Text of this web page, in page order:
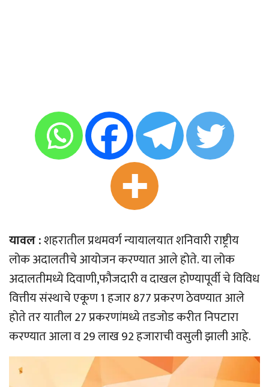
यावल :शहरातील प्रथमवर्ग न्यायालयात शनिवारी राष्ट्रीय
लोक अदालतीचे आयोजन करण्यात आले होते. या लोक
अदालतीमध्ये दिवाणी,फौजदारी व दाखल होण्यापूर्वी चे विविध
वित्तीय संस्थाचे एकूण 1 हजार 877 प्रकरण ठेवण्यात आले
होते तर यातील 27 प्रकरणांमध्ये तडजोड करीत निपटारा
करण्यात आला व 29 लाख 92 हजाराची वसुली झाली आहे.